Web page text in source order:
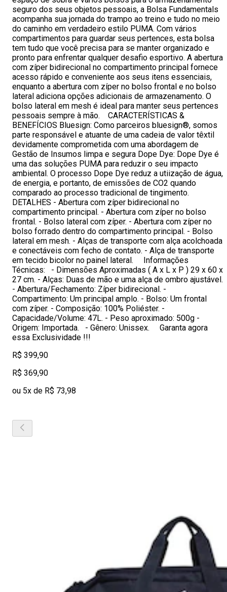
seguro dos seus objetos pessoais, a Bolsa Fundamentals
acompanha sua jornada do trampo ao treino e tudo no meio
do caminho em verdadeiro estilo PUMA. Com vários
compartimentos para guardar seus pertences, esta bolsa
tem tudo que você precisa para se manter organizado e
pronto para enfrentar qualquer desafio esportivo. A abertura
com zíper bidirecional no compartimento principal fornece
acesso rápido e conveniente aos seus itens essenciais,
enquanto a abertura com zíper no bolso frontal e no bolso
lateral adiciona opções adicionais de armazenamento. O
bolso lateral em mesh é ideal para manter seus pertences
pessoais sempre à mão. CARACTERÍSTICAS &
BENEFÍCIOS Bluesign: Como parceiros bluesign®, somos
parte responsável e atuante de uma cadeia de valor têxtil
devidamente comprometida com uma abordagem de
Gestão de Insumos limpa e segura Dope Dye: Dope Dye é
uma das soluções PUMA para reduzir o seu impacto
ambiental. O processo Dope Dye reduz a utiização de água,
de energia, e portanto, de emissões de CO2 quando
comparado ao processo tradicional de tingimento.
DETALHES - Abertura com zíper bidirecional no
compartimento principal. - Abertura com zíper no bolso
frontal. - Bolso lateral com zíper. - Abertura com zíper no
bolso forrado dentro do compartimento principal. - Bolso
lateral em mesh. - Alças de transporte com alça acolchoada
e conectáveis com fecho de contato. - Alça de transporte
em tecido bicolor no painel lateral. Informações
Técnicas: - Dimensões Aproximadas ( A x L x P ) 29 x 60 x
27 cm. - Alças: Duas de mão e uma alça de ombro ajustável.
- Abertura/Fechamento: Zíper bidirecional. -
Compartimento: Um principal amplo. - Bolso: Um frontal
com zíper. - Composição: 100% Poliéster. -
Capacidade/Volume: 47L. - Peso aproximado: 500g -
Origem: Importada. - Gênero: Unissex. Garanta agora
essa Exclusividade !!!
R$ 399,90
R$ 369,90
ou 5x de R$ 73,98